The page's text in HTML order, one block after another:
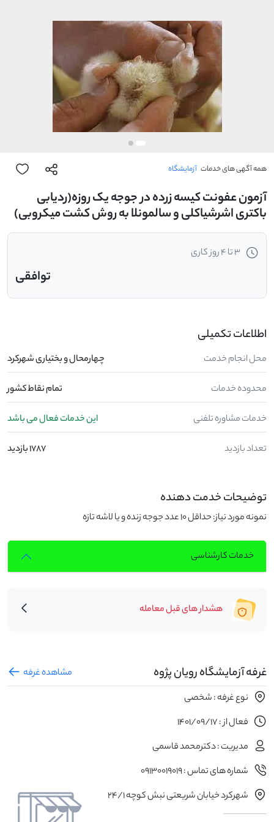
همه آگهی های خدمات آزمایشگاه
آزمون عفونت کیسه زرده در جوجه یک روزه(ردیابی
باکتری اشرشیاکلی و سالمونلا به روش کشت میکروبی)
3 تا 4 روز کاری
توافقی
اطلاعات تکمیلی
محل انجام خدمت چهارمحال و بختیاری شهرکرد
محدوده خدمات تمام نقاط کشور
خدمات مشاوره تلفنی این خدمات فعال می باشد
تعداد بازدید 1787 بازدید
توضیحات خدمت دهنده
نمونه مورد نیاز: حداقل 10 عدد جوجه زنده و یا لاشه تازه
خدمات کارشناسی
هشدار های قبل معامله
غرفه آزمایشگاه رویان پژوه
مشاهده غرفه
نوع غرفه : شخصی
فعال از : 1401/09/17
مدیریت : دکترمحمد قاسمی
شماره های تماس : 09130019019
شهرکرد خیابان شریعتی نبش کوچه 24/1